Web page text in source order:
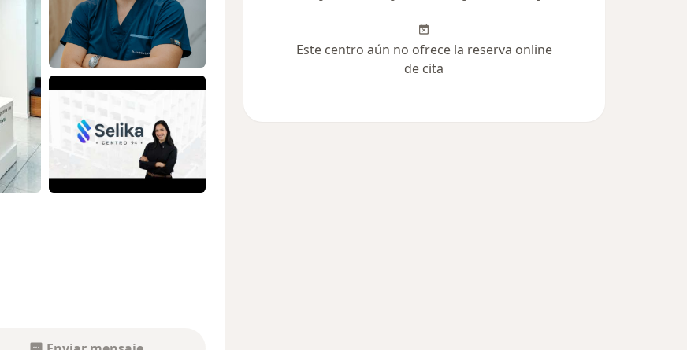
Este centro aún no ofrece la reserva online
de cita